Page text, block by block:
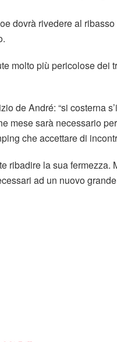
dovrà rivedere al
molto più pericolose dei
de André: “si costerna
mese sarà necessario
che accettare di
ribadire la sua fermezza.
ad un nuovo